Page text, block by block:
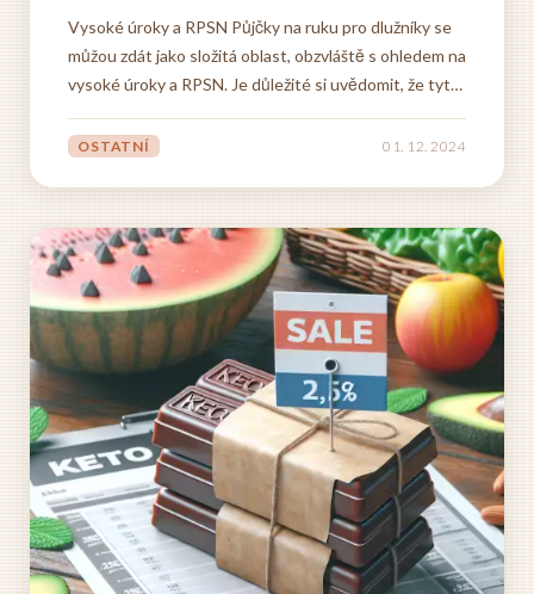
Vysoké úroky a RPSN Půjčky na ruku pro dlužníky se
můžou zdát jako složitá oblast, obzvláště s ohledem na
vysoké úroky a RPSN. Je důležité si uvědomit, že tyto
a jejich cena reflektuje vyšší riziko pro věřitele.
OSTATNÍ 01. 12. 2024